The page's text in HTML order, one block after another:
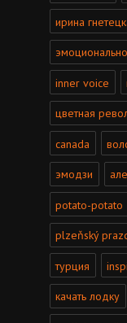
ирина
inner voice
цветная
canada
эмодзи
potato-potato
plzeňský
турция
качать лодку